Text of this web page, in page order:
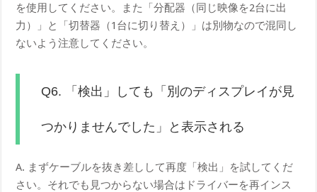
を使用してください。また「分配器（同じ映像を2台に出
力）」と「切替器（1台に切り替え）」は別物なので混同し
ないよう注意してください。
Q6. 「検出」しても「別のディスプレイが見
つかりませんでした」と表示される
A. まずケーブルを抜き差しして再度「検出」を試してくだ
さい。それでも見つからない場合はドライバーを再インス